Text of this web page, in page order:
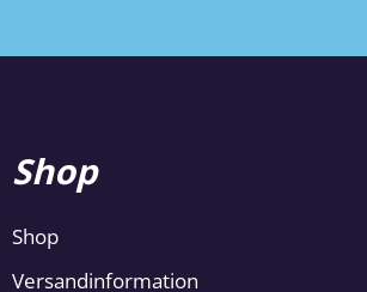
Shop
Shop
Versandinformation